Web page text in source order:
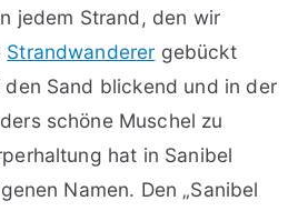
jedem Strand, den wir
Strandwanderer gebückt
Sand blickend und in der
schöne Muschel zu
hat in Sanibel
Namen. Den „Sanibel